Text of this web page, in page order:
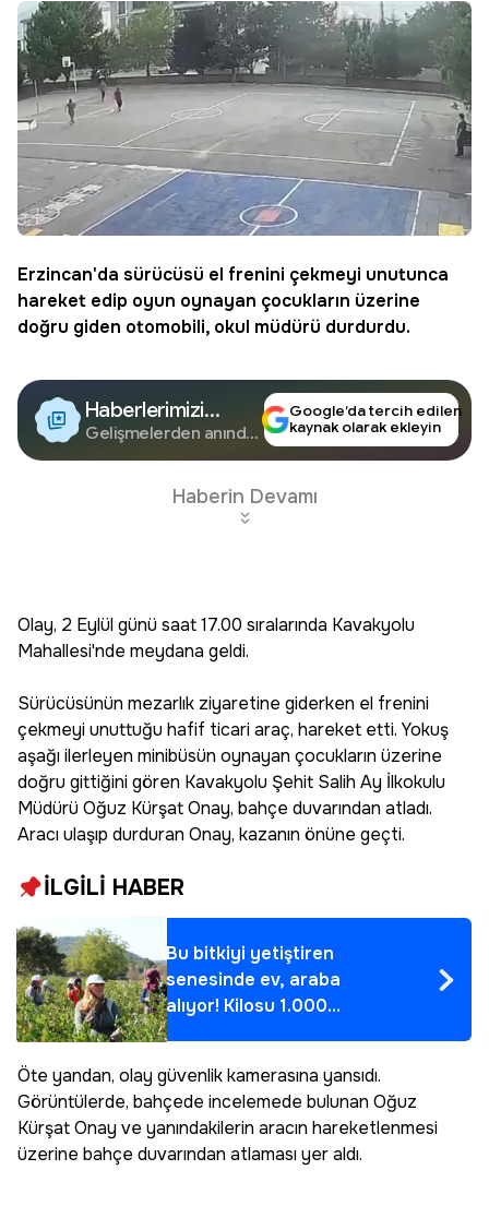
Erzincan'da sürücüsü el frenini çekmeyi unutunca
hareket edip oyun oynayan çocukların üzerine
doğru giden otomobili, okul müdürü durdurdu.
Haberlerimizi
Google'da Takip
Edin
Gelişmelerden anında
Google’da tercih edilen
kaynak olarak ekleyin
Haberin Devamı
Olay, 2 Eylül günü saat 17.00 sıralarında Kavakyolu
Mahallesi'nde meydana geldi.
Sürücüsünün mezarlık ziyaretine giderken el frenini
çekmeyi unuttuğu hafif ticari araç, hareket etti. Yokuş
aşağı ilerleyen minibüsün oynayan çocukların üzerine
doğru gittiğini gören Kavakyolu Şehit Salih Ay İlkokulu
Müdürü Oğuz Kürşat Onay, bahçe duvarından atladı.
Aracı ulaşıp durduran Onay, kazanın önüne geçti.
İLGİLİ HABER
Bu bitkiyi yetiştiren
senesinde ev, araba
alıyor! Kilosu 1.000
TL'den satılıyor: İlk
Çanakkale'den geldi
Öte yandan, olay güvenlik kamerasına yansıdı.
Görüntülerde, bahçede incelemede bulunan Oğuz
Kürşat Onay ve yanındakilerin aracın hareketlenmesi
üzerine bahçe duvarından atlaması yer aldı.